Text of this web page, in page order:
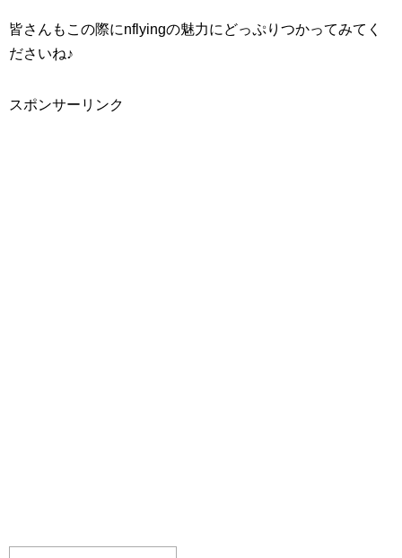
皆さんもこの際にnflyingの魅力にどっぷりつかってみてく
ださいね♪
スポンサーリンク